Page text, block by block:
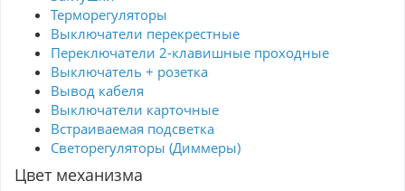
Терморегуляторы
Выключатели перекрестные
Переключатели 2-клавишные проходные
Выключатель + розетка
Вывод кабеля
Выключатели карточные
Встраиваемая подсветка
Светорегуляторы (Диммеры)
Цвет механизма